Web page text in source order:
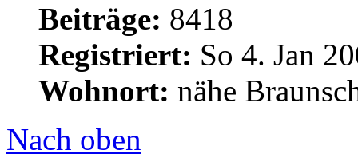
Beiträge: 8418
Registriert: So 4. Jan
Wohnort: nähe
Nach oben